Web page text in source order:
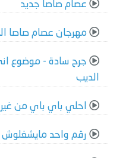
عصام صاصا جديد
مهرجان عصام صاصا
جرح سادة - موضوع
الديب
احلي باي باي من
رقم واحد مايشغلوش